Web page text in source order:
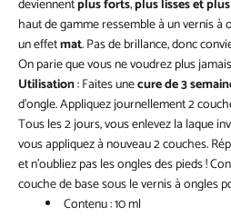
deviennentplus forts,plus lisses et
haut de gamme ressemble à un vernis à
un effetmat. Pas de brillance, donc
On parie que vous ne voudrez plus
Utilisation: Faites unecure de 3
d’ongle. Appliquez journellement 2
Tous les 2 jours, vous enlevez la laque
vous appliquez à nouveau 2 couches.
et n'oubliez pas les ongles des pieds !
couche de base sous le vernis à ongles
Contenu : 10 ml